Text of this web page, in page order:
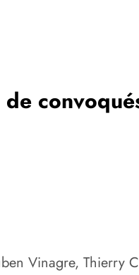
Vinagre, Thierry